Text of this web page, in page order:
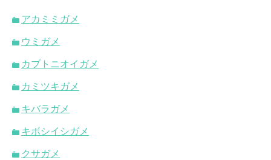
アカミミガメ
ウミガメ
カブトニオイガメ
カミツキガメ
キバラガメ
キボシイシガメ
クサガメ